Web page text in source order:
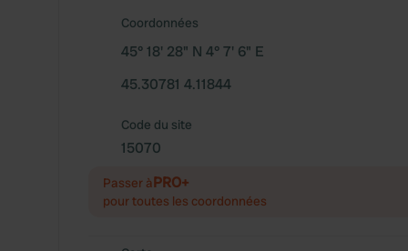
Coordonnées
45° 18' 28" N 4° 7' 6" E
45.30781 4.11844
Code du site
15070
Passer àPRO+
pour toutes les coordonnées